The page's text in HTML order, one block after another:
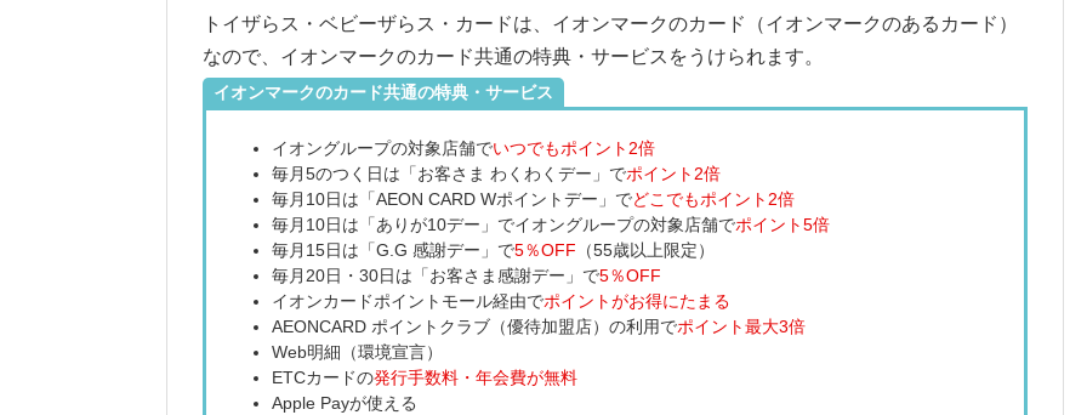
トイザらス・ベビーザらス・カードは、イオンマークのカード（イオンマークのあるカード）
なので、イオンマークのカード共通の特典・サービスをうけられます。
イオンマークのカード共通の特典・サービス
イオングループの対象店舗でいつでもポイント2倍
毎月5のつく日は「お客さま わくわくデー」でポイント2倍
毎月10日は「AEON CARD Wポイントデー」でどこでもポイント2倍
毎月10日は「ありが10デー」でイオングループの対象店舗でポイント5倍
毎月15日は「G.G 感謝デー」で5％OFF （55歳以上限定）
毎月20日・30日は「お客さま感謝デー」で5％OFF
イオンカードポイントモール経由でポイントがお得にたまる
AEONCARD ポイントクラブ（優待加盟店）の利用でポイント最大3倍
Web明細（環境宣言）
ETCカードの発行手数料・年会費が無料
Apple Payが使える